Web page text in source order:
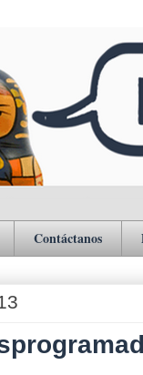
Contáctanos